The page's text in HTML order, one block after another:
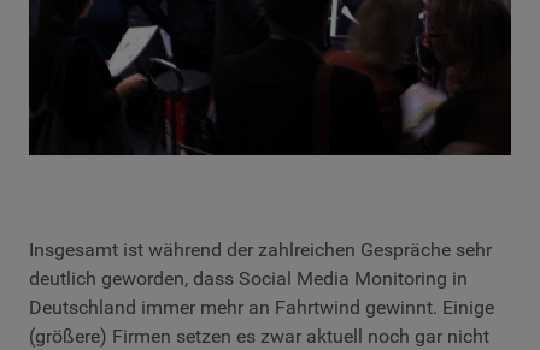
Insgesamt ist während der zahlreichen Gespräche sehr
deutlich geworden, dass Social Media Monitoring in
Deutschland immer mehr an Fahrtwind gewinnt. Einige
(größere) Firmen setzen es zwar aktuell noch gar nicht